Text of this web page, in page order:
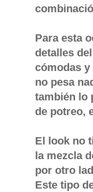
Para esta
detalles
cómodas
no pesa
también lo
de potreo,
El look no
la mezcla
por otro
Este tipo